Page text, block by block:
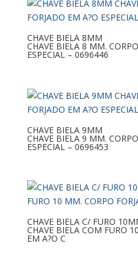
CHAVE BIELA 8MM
CHAVE BIELA 8 MM.
ESPECIAL – 0696446
CHAVE BIELA 9MM
CHAVE BIELA 9 MM.
ESPECIAL – 0696453
CHAVE BIELA C/ FURO
CHAVE BIELA COM FURO
EM A?O C